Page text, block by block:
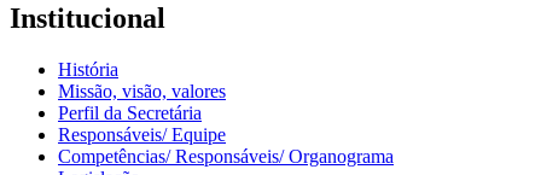
Institucional
História
Missão, visão, valores
Perfil da Secretária
Responsáveis/ Equipe
Competências/ Responsáveis/ Organograma